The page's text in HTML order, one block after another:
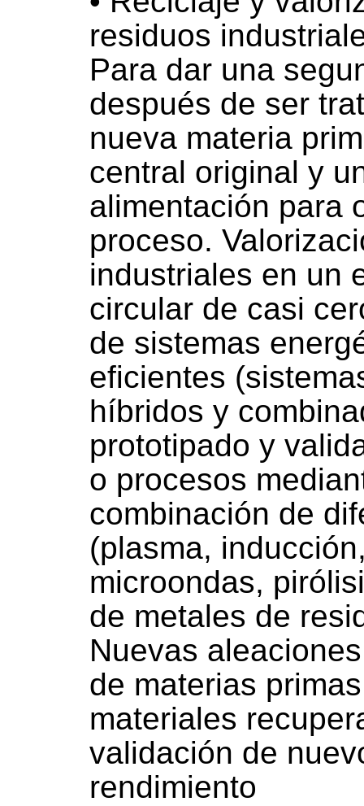
residuos
Para dar una
después de ser
nueva materia
central original y
alimentación para
proceso.
industriales en un
circular de casi
de sistemas
eficientes
híbridos y
prototipado y
o procesos
combinación de
(plasma,
microondas,
de metales de
Nuevas
de materias
materiales
validación de
rendimiento